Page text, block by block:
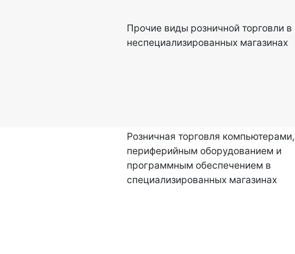
Прочие виды розничной торговли в
неспециализированных магазинах
Розничная торговля компьютерами,
периферийным оборудованием и
программным обеспечением в
специализированных магазинах